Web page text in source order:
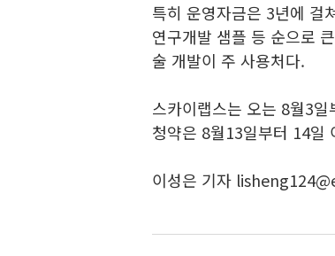
특히 운영자금은 3년에 걸
연구개발 샘플 등 순으로
술 개발이 주 사용처다.
스카이랩스는 오는 8월3
청약은 8월13일부터 14일
이성은 기자